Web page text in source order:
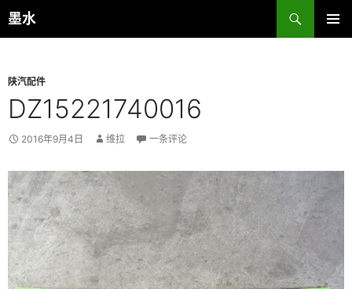
跳
至
墨水
搜
索
陕汽配件
DZ15221740016
2016年9月4日 维拉 一条评论